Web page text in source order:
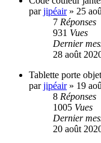
parjipéair» 25
7 Réponses
931 Vues
Dernier
28 août
Tablette porte
parjipéair» 19
8 Réponses
1005 Vues
Dernier
20 août